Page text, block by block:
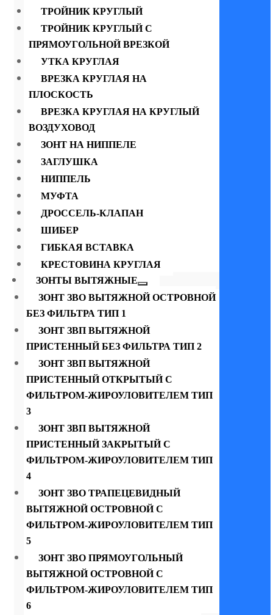
ТРОЙНИК КРУГЛЫЙ
ТРОЙНИК КРУГЛЫЙ С
ПРЯМОУГОЛЬНОЙ ВРЕЗКОЙ
УТКА КРУГЛАЯ
ВРЕЗКА КРУГЛАЯ НА
ПЛОСКОСТЬ
ВРЕЗКА КРУГЛАЯ НА КРУГЛЫЙ
ВОЗДУХОВОД
ЗОНТ НА НИППЕЛЕ
ЗАГЛУШКА
НИППЕЛЬ
МУФТА
ДРОССЕЛЬ-КЛАПАН
ШИБЕР
ГИБКАЯ ВСТАВКА
КРЕСТОВИНА КРУГЛАЯ
ЗОНТЫ ВЫТЯЖНЫЕ
ЗОНТ ЗВО ВЫТЯЖНОЙ ОСТРОВНОЙ
БЕЗ ФИЛЬТРА ТИП 1
ЗОНТ ЗВП ВЫТЯЖНОЙ
ПРИСТЕННЫЙ БЕЗ ФИЛЬТРА ТИП 2
ЗОНТ ЗВП ВЫТЯЖНОЙ
ПРИСТЕННЫЙ ОТКРЫТЫЙ С
ФИЛЬТРОМ-ЖИРОУЛОВИТЕЛЕМ ТИП
3
ЗОНТ ЗВП ВЫТЯЖНОЙ
ПРИСТЕННЫЙ ЗАКРЫТЫЙ С
ФИЛЬТРОМ-ЖИРОУЛОВИТЕЛЕМ ТИП
4
ЗОНТ ЗВО ТРАПЕЦЕВИДНЫЙ
ВЫТЯЖНОЙ ОСТРОВНОЙ С
ФИЛЬТРОМ-ЖИРОУЛОВИТЕЛЕМ ТИП
5
ЗОНТ ЗВО ПРЯМОУГОЛЬНЫЙ
ВЫТЯЖНОЙ ОСТРОВНОЙ С
ФИЛЬТРОМ-ЖИРОУЛОВИТЕЛЕМ ТИП
6